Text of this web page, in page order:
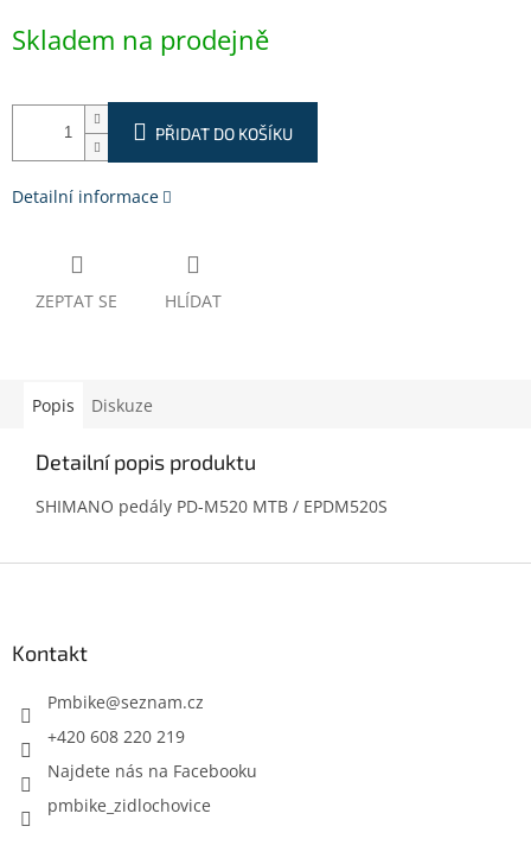
cena:
Skladem na prodejně
PŘIDAT DO KOŠÍKU
Detailní informace
ZEPTAT SE HLÍDAT
Popis Diskuze
Detailní popis produktu
SHIMANO pedály PD-M520 MTB / EPDM520S
Kontakt
Pmbike@seznam.cz
+420 608 220 219
Najdete nás na Facebooku
pmbike_zidlochovice